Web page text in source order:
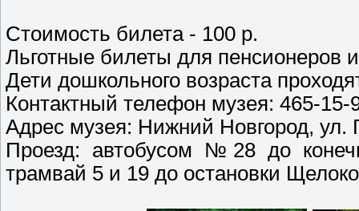
Стоимость билета - 100 р.
Льготные билеты для пенсионеров
Дети дошкольного возраста
Контактный телефон музея: 465-15-
Адрес музея: Нижний Новгород, ул.
Проезд: автобусом №28 до
трамвай 5 и 19 до остановки